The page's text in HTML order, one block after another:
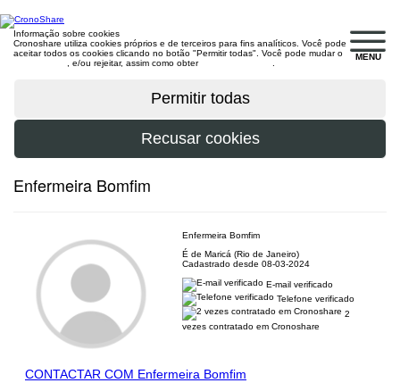
MENU
Informação sobre cookies
Cronoshare utiliza cookies próprios e de terceiros para fins analíticos. Você pode
aceitar todos os cookies clicando no botão "Permitir todas". Você pode mudar o
, e/ou rejeitar, assim como obter
Enfermeira Bomfim
Enfermeira Bomfim
É de Maricá (Rio de Janeiro)
Cadastrado desde 08-03-2024
E-mail verificado
Telefone verificado
2
vezes contratado em Cronoshare
CONTACTAR COM Enfermeira Bomfim